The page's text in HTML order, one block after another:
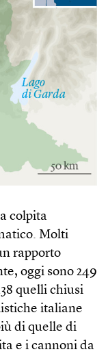
colpita
Molti
rapporto
oggi sono 249
quelli chiusi
italiane
di quelle di
e i cannoni da